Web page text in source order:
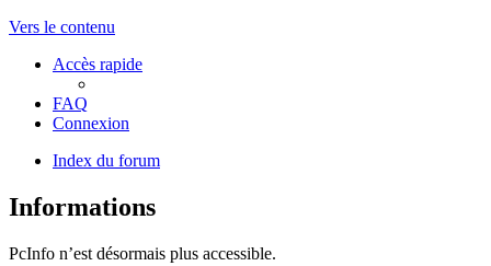
Vers le contenu
Accès rapide
FAQ
Connexion
Index du forum
Informations
PcInfo n’est désormais plus accessible.